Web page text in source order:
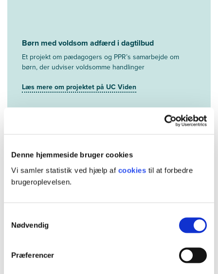
Denne hjemmeside bruger cookies
Vi samler statistik ved hjælp af cookies til at forbedre
brugeroplevelsen.
Nødvendig
Præferencer
Børn med voldsom adfærd i dagtilbud
Et projekt om pædagogers og PPR’s samarbejde om
børn, der udviser voldsomme handlinger
Læs mere om projektet på UC Viden
Reconfiguring Collaboration Between PPR,
School, and Family
Et projekt om samarbejdet mellem PPR, skole og familier
om udsatte børn og unge